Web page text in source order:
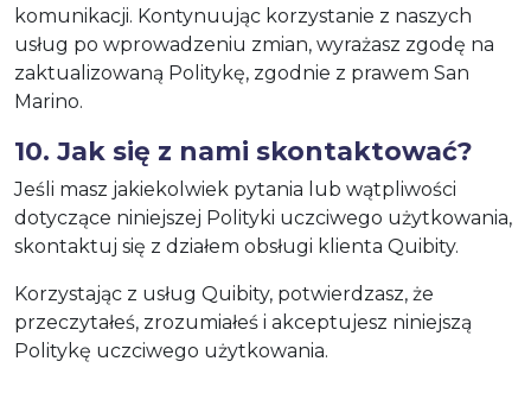
komunikacji. Kontynuując korzystanie z naszych
usług po wprowadzeniu zmian, wyrażasz zgodę na
zaktualizowaną Politykę, zgodnie z prawem San
Marino.
10. Jak się z nami skontaktować?
Jeśli masz jakiekolwiek pytania lub wątpliwości
dotyczące niniejszej Polityki uczciwego użytkowania,
skontaktuj się z działem obsługi klienta Quibity.
Korzystając z usług Quibity, potwierdzasz, że
przeczytałeś, zrozumiałeś i akceptujesz niniejszą
Politykę uczciwego użytkowania.